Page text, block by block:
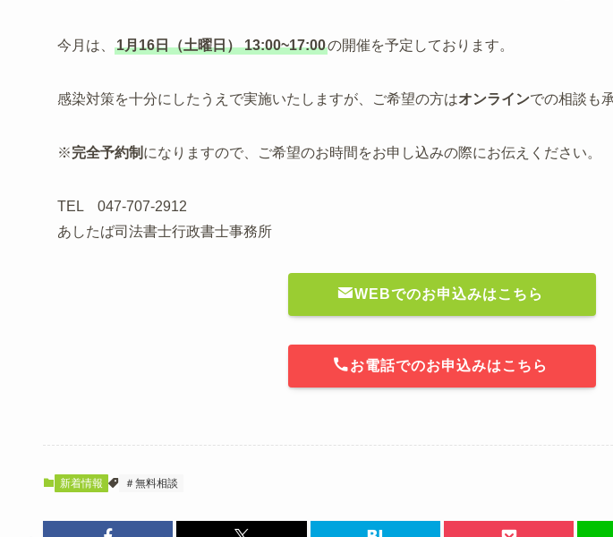
今月は、 1月16日（土曜日） 13:00~17:00の開催を予定しております。
感染対策を十分にしたうえで実施いたしますが、ご希望の方はオンラインでの相談も
※完全予約制 になりますので、ご希望のお時間をお申し込みの際にお伝えください。
TEL 047-707-2912
あしたば司法書士行政書士事務所
WEBでのお申込みはこちら
お電話でのお申込みはこちら
新着情報 ＃無料相談